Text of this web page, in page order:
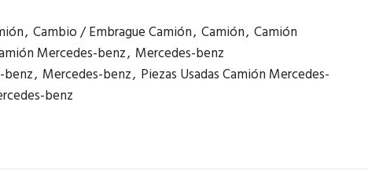
, Cambio / Embrague Camión, Camión, Camión
Mercedes-benz, Mercedes-benz
benz, Mercedes-benz, Piezas Usadas Camión Mercedes-
benz